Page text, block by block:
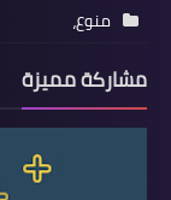
منوع،
مشاركة مميزة